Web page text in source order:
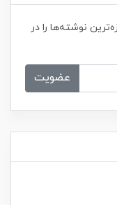
نوشته‌ها را در
عضویت